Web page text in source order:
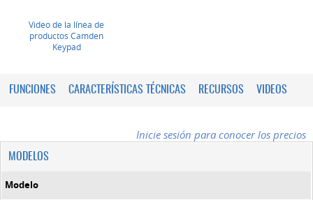
Video de la línea de
productos Camden
Keypad
FUNCIONES CARACTERÍSTICAS TÉCNICAS RECURSOS VIDEOS
Inicie sesión para conocer los precios
MODELOS
Modelo